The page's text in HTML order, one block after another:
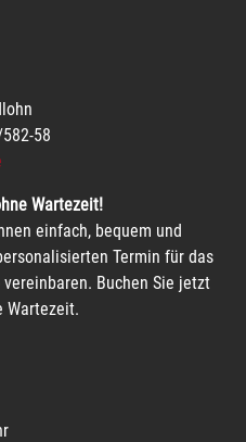
58
Wartezeit!
einfach, bequem und
Termin für das
Buchen Sie jetzt
Wartezeit.